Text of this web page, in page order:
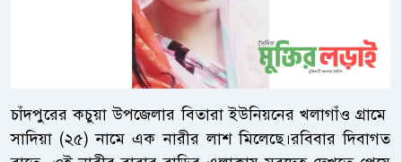
চাঁদপুরের কচুয়া উপজেলার বিতারা ইউনিয়নের খলাগাঁও গ্রামে
সাদিয়া (২৫) নামে এক নারীর লাশ মিলেছে।রবিবার দিবাগত